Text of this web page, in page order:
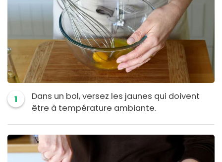
1
Dans un bol, versez les jaunes qui doivent
être à température ambiante.